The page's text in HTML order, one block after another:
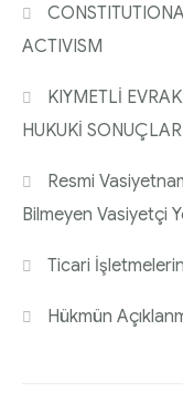
ACTIVISM
KIYMETLİ
HUKUKİ
Resmi
Bilmeyen Vasiyetçi
Ticari
Hükmün